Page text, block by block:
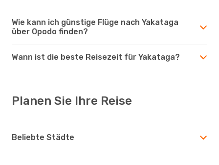
Wie kann ich günstige Flüge nach Yakataga
über Opodo finden?
Wann ist die beste Reisezeit für Yakataga?
Planen Sie Ihre Reise
Beliebte Städte